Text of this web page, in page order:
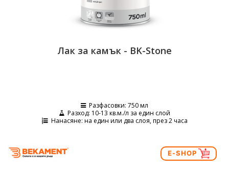
Лак за камък - BK-Stone
Разфасовки: 750 мл
Разход: 10-13 кв.м./л за един слой
Нанасяне: на един или два слоя, през 2 часа
E-SHOP